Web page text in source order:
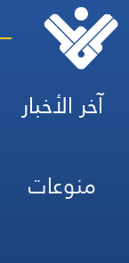
آخر الأخبار
منوعات